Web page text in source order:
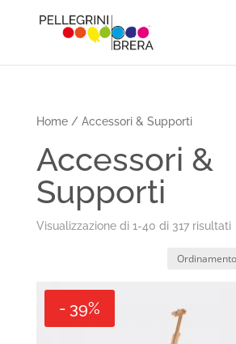
Home/ Accessori & Supporti
Accessori &
Supporti
Visualizzazione di 1-40 di 317 risultati
- 39%